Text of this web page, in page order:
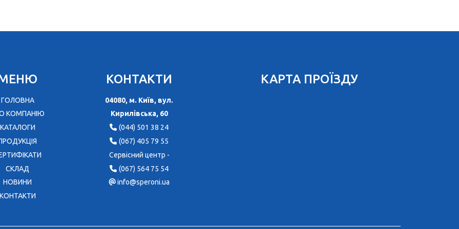
ГОЛОВНА
КОМПАНІЮ
КАТАЛОГИ
CКЛАД
НОВИНИ
КОНТАКТИ
04080, м. Київ, вул.
Кирилівська, 60
(044) 501 38 24
(067) 405 79 55
Сервісний центр -
(067) 564 75 54
info@speroni.ua
КАРТА ПРОЇЗДУ